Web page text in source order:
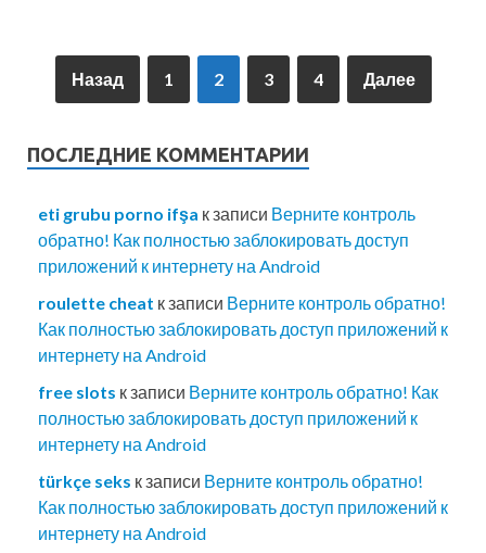
Назад 1 2 3 4 Далее
ПОСЛЕДНИЕ КОММЕНТАРИИ
eti grubu porno ifşa к записи Верните контроль
обратно! Как полностью заблокировать доступ
приложений к интернету на Android
roulette cheat к записи Верните контроль обратно!
Как полностью заблокировать доступ приложений к
интернету на Android
free slots к записи Верните контроль обратно! Как
полностью заблокировать доступ приложений к
интернету на Android
türkçe seks к записи Верните контроль обратно!
Как полностью заблокировать доступ приложений к
интернету на Android